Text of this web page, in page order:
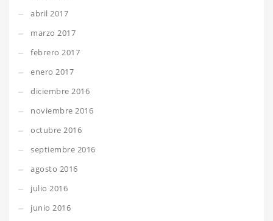
abril 2017
marzo 2017
febrero 2017
enero 2017
diciembre 2016
noviembre 2016
octubre 2016
septiembre 2016
agosto 2016
julio 2016
junio 2016